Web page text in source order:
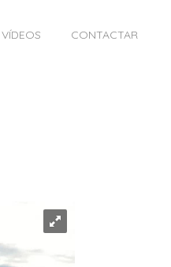
VÍDEOS CONTACTAR